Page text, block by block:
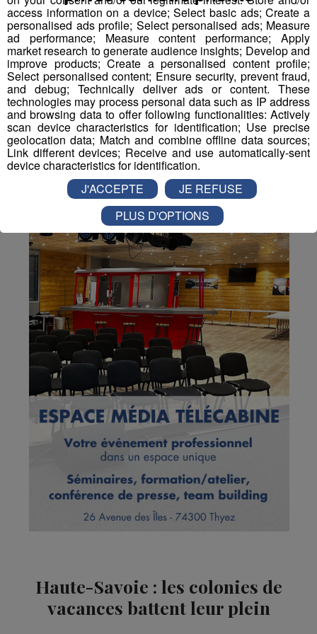
Partager sur Facebook
Partager sur Twitter
Haute-Savoie : les colonies de
vacances battent leur plein
access information on a device; Select basic ads; Create a
personalised ads profile; Select personalised ads; Measure
ad performance; Measure content performance; Apply
market research to generate audience insights; Develop and
improve products; Create a personalised content profile;
Select personalised content; Ensure security, prevent fraud,
and debug; Technically deliver ads or content. These
technologies may process personal data such as IP address
and browsing data to offer following functionalities: Actively
scan device characteristics for identification; Use precise
geolocation data; Match and combine offline data sources;
Link different devices; Receive and use automatically-sent
device characteristics for identification.
J'ACCEPTE
JE REFUSE
PLUS D'OPTIONS